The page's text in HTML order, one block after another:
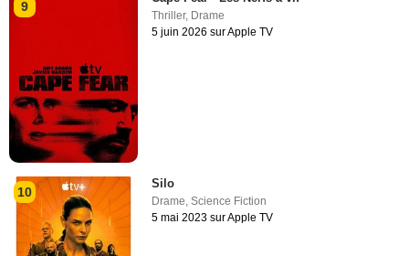
9
Thriller, Drame
5 juin 2026 sur Apple TV
10
Silo
Drame,Science Fiction
5 mai 2023 sur Apple TV